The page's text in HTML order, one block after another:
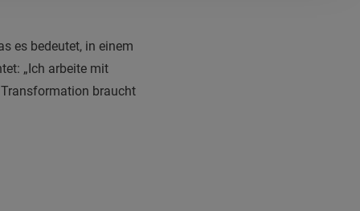
es bedeutet, in einem
„Ich arbeite mit
braucht